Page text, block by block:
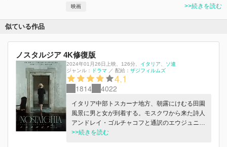
映画 >>続きを読む
似ている作品
ノスタルジア 4K修復版
2024年01月26日上映 126分 イタリア
ソ連
ジャンル：
ドラマ ／ 配給： ザジフィルムズ
4.1
1814 4022
イタリア中部トスカーナ地方、朝露にけむる田園
風景に男と女が到着する。モスクワから来た詩人
アンドレイ・ゴルチャコフと通訳のエウジュニ
ア。ふたりは、ロシアの音楽家パヴェル・サスノ
>>続きを読む